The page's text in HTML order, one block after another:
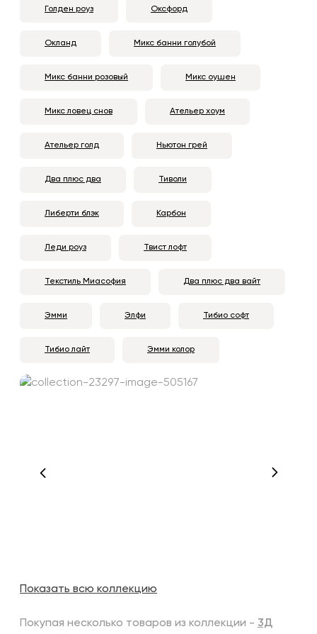
Голден роуз Оксфорд
Окланд Микс банни голубой
Микс банни розовый Микс оушен
Микс ловец снов Ательер хоум
Ательер голд Ньютон грей
Два плюс два Тиволи
Либерти блэк Карбон
Леди роуз Твист лофт
Текстиль Миасофия Два плюс два вайт
Эмми Элфи Тибио софт
Тибио лайт Эмми колор
Показать всю коллекцию
Покупая несколько товаров из коллекции - 3Д